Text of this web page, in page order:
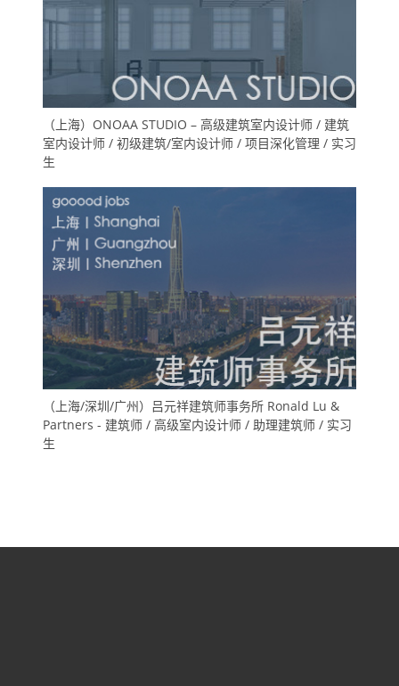
（上海）ONOAA STUDIO – 高级建筑室内设计师 / 建筑
室内设计师 / 初级建筑/室内设计师 / 项目深化管理 / 实习
生
（上海/深圳/广州）吕元祥建筑师事务所 Ronald Lu &
Partners - 建筑师 / 高级室内设计师 / 助理建筑师 / 实习
生